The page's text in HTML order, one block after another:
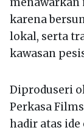
karena
lokal, serta
kawasan
Diproduseri
Perkasa
hadir atas